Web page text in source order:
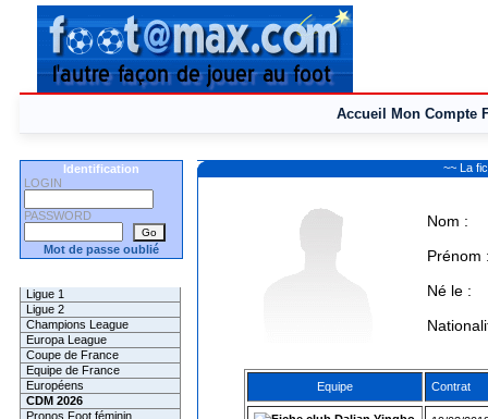
Accueil Mon Compte
Identification
LOGIN
PASSWORD
Mot de passe oublié
Ligue 1
Ligue 2
Champions League
Europa League
Coupe de France
Equipe de France
Européens
CDM 2026
Pronos Foot féminin
~~ La
Nom :
Prénom
Né le :
Equipe Contrat